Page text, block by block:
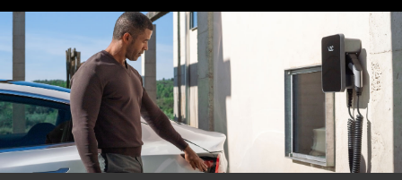
Online-Shop
Installateur finden